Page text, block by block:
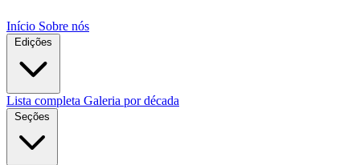
Início Sobre nós
Edições
Lista completa Galeria por década
Seções